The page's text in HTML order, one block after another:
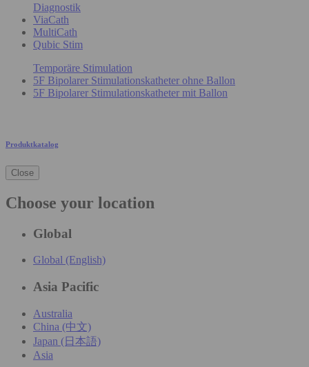
Diagnostik
ViaCath
MultiCath
Qubic Stim
Temporäre Stimulation
5F Bipolarer Stimulationskatheter ohne Ballon
5F Bipolarer Stimulationskatheter mit Ballon
Produktkatalog
Close
Choose your location
Global
Global (English)
Asia Pacific
Australia
China (中文)
Japan (日本語)
Asia